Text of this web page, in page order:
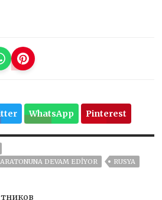
WhatsApp Pinterest
DEVAM EDIYOR
RUSYA